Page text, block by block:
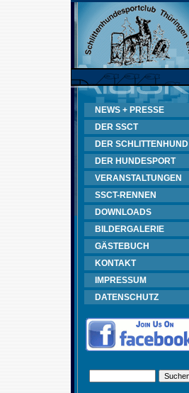
NEWS + PRESSE
DER SSCT
DER SCHLITTENHUND
DER HUNDESPORT
VERANSTALTUNGEN
SSCT-RENNEN
DOWNLOADS
BILDERGALERIE
GÄSTEBUCH
KONTAKT
IMPRESSUM
DATENSCHUTZ